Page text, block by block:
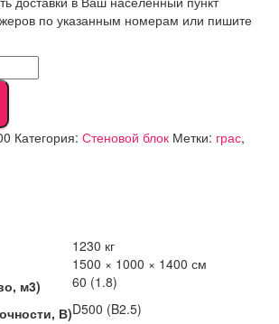
по указанным номерам или пишите
Категория: Стеновой блок Метки: грас,
1230 кг
1500 × 1000 × 1400 см
м3)
60 (1.8)
В)D500 (B2.5)